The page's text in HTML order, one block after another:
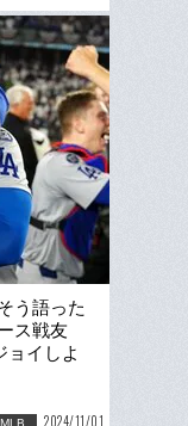
う語った
ス戦友
ョイしよ
MLB 2024/11/01